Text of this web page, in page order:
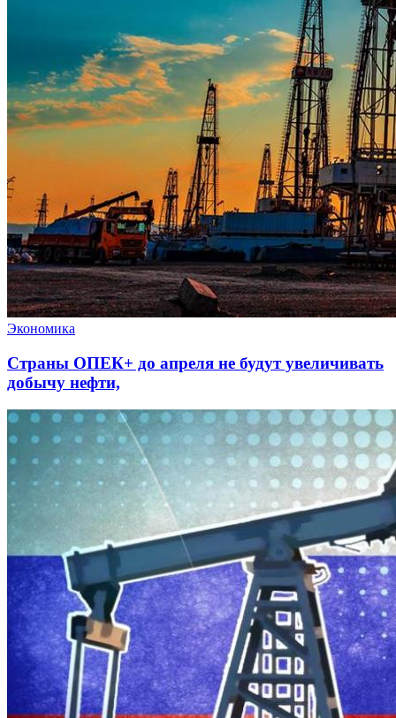
Экономика
Страны ОПЕК+ до апреля не будут увеличивать
добычу нефти,